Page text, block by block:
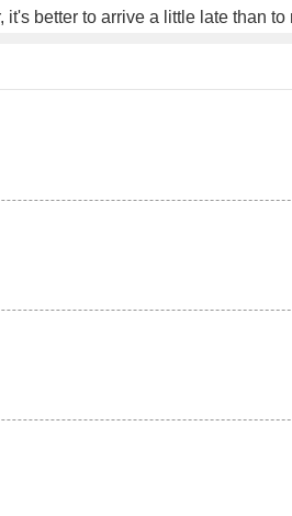
better to arrive a little late than